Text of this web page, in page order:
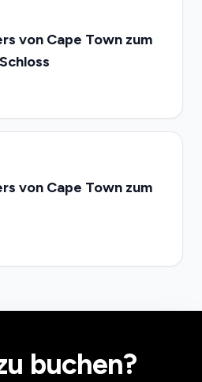
von Cape Town zum
von Cape Town zum
buchen?